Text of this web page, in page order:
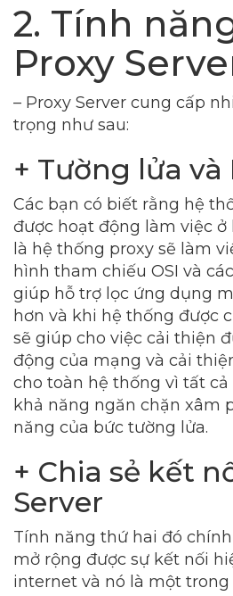
2. Tính
Proxy
– Proxy Server cung cấp
trọng như sau:
+ Tường lửa
Các bạn có biết rằng hệ
được hoạt động làm việc
là hệ thống proxy sẽ làm
hình tham chiếu OSI và
giúp hỗ trợ lọc ứng dụng
hơn và khi hệ thống được
sẽ giúp cho việc cải thiện
động của mạng và cải
cho toàn hệ thống vì tất cả
khả năng ngăn chặn xâm
năng của bức tường lửa.
+ Chia sẻ kết
Server
Tính năng thứ hai đó
mở rộng được sự kết nối
internet và nó là một